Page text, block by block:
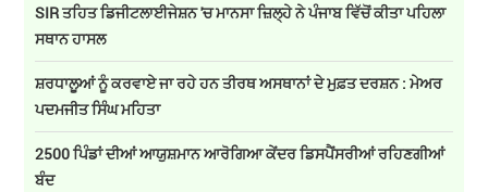
SIR ਤਹਿਤ ਡਿਜੀਟਲਾਈਜੇਸ਼ਨ 'ਚ ਮਾਨਸਾ ਜ਼ਿਲ੍ਹੇ ਨੇ ਪੰਜਾਬ ਵਿੱਚੋਂ ਕੀਤਾ ਪਹਿਲਾ
ਸਥਾਨ ਹਾਸਲ
ਸ਼ਰਧਾਲੂਆਂ ਨੂੰ ਕਰਵਾਏ ਜਾ ਰਹੇ ਹਨ ਤੀਰਥ ਅਸਥਾਨਾਂ ਦੇ ਮੁਫ਼ਤ ਦਰਸ਼ਨ : ਮੇਅਰ
ਪਦਮਜੀਤ ਸਿੰਘ ਮਹਿਤਾ
2500 ਪਿੰਡਾਂ ਦੀਆਂ ਆਯੁਸ਼ਮਾਨ ਆਰੋਗਿਆ ਕੇਂਦਰ ਡਿਸਪੈਂਸਰੀਆਂ ਰਹਿਣਗੀਆਂ
ਬੰਦ